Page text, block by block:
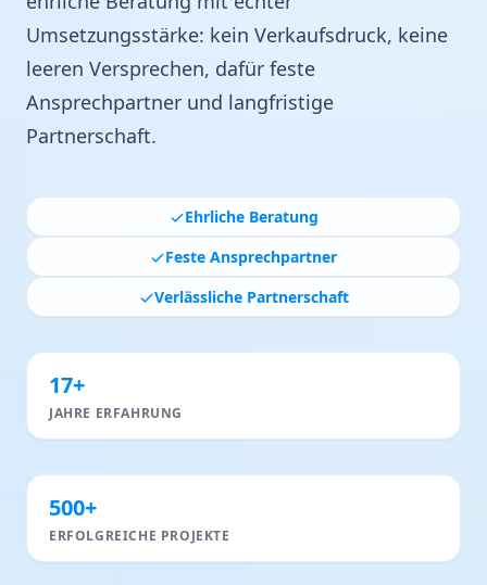
Umsetzungsstärke: kein Verkaufsdruck, keine
leeren Versprechen, dafür feste
Ansprechpartner und langfristige
Partnerschaft.
Ehrliche Beratung
Feste Ansprechpartner
Verlässliche Partnerschaft
17+
JAHRE ERFAHRUNG
500+
ERFOLGREICHE PROJEKTE